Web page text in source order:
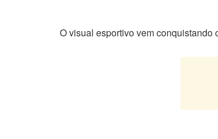
O visual esportivo vem conquistando